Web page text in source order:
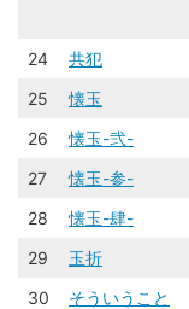
24
共犯
25
懐玉
26
懐玉-弐-
27
懐玉-参-
28
懐玉-肆-
29
玉折
30
そういうこと